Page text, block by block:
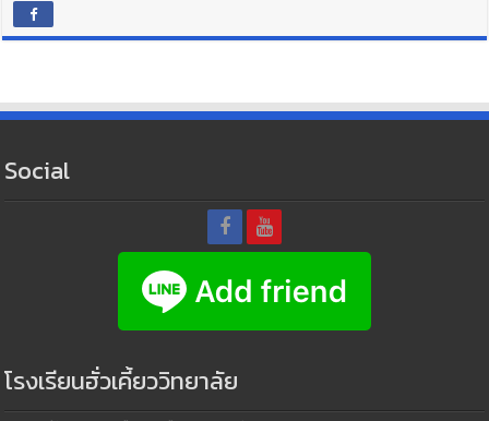
Social
โรงเรียนฮั่วเคี้ยววิทยาลัย